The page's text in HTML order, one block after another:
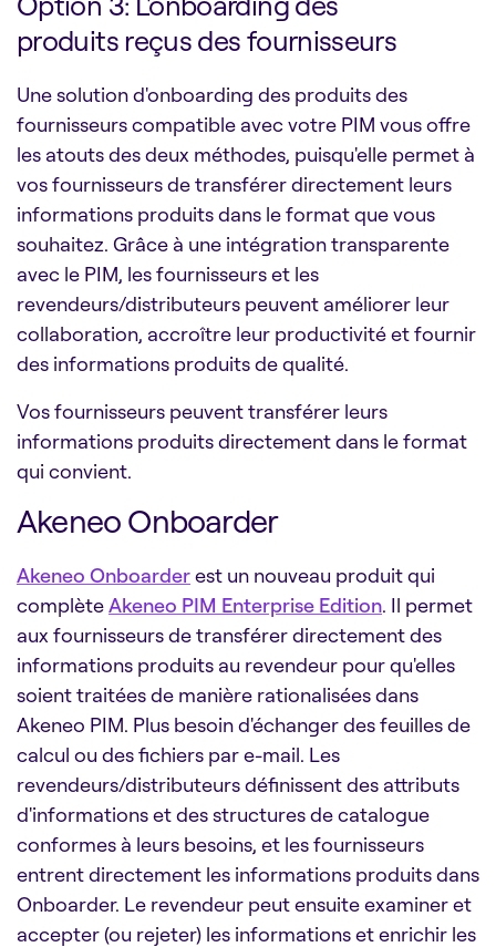
produits reçus des fournisseurs
Une solution d'onboarding des produits des
fournisseurs compatible avec votre PIM vous offre
les atouts des deux méthodes, puisqu'elle permet à
vos fournisseurs de transférer directement leurs
informations produits dans le format que vous
souhaitez. Grâce à une intégration transparente
avec le PIM, les fournisseurs et les
revendeurs/distributeurs peuvent améliorer leur
collaboration, accroître leur productivité et fournir
des informations produits de qualité.
Vos fournisseurs peuvent transférer leurs
informations produits directement dans le format
qui convient.
Akeneo Onboarder
Akeneo Onboarderest un nouveau produit qui
complèteAkeneo PIM Enterprise Edition. Il permet
aux fournisseurs de transférer directement des
informations produits au revendeur pour qu'elles
soient traitées de manière rationalisées dans
Akeneo PIM. Plus besoin d'échanger des feuilles de
calcul ou des fichiers par e-mail. Les
revendeurs/distributeurs définissent des attributs
d'informations et des structures de catalogue
conformes à leurs besoins, et les fournisseurs
entrent directement les informations produits dans
Onboarder. Le revendeur peut ensuite examiner et
accepter (ou rejeter) les informations et enrichir les